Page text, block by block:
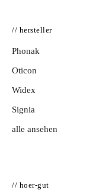
// hersteller
Phonak
Oticon
Widex
Signia
alle ansehen
// hoer-gut